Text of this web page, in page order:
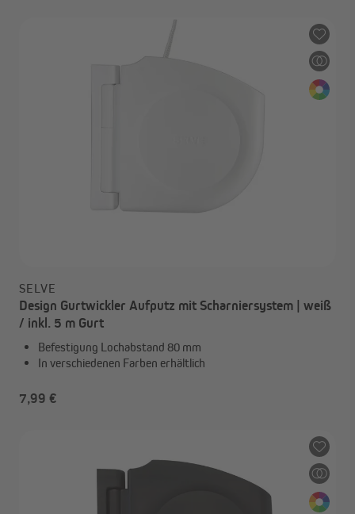
SELVE
Design Gurtwickler Aufputz mit Scharniersystem | weiß
/ inkl. 5 m Gurt
Befestigung Lochabstand 80 mm
In verschiedenen Farben erhältlich
7,99 €